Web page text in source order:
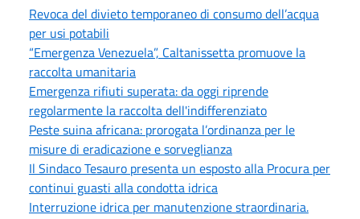
Revoca del divieto temporaneo di consumo dell’acqua
per usi potabili
“Emergenza Venezuela”, Caltanissetta promuove la
raccolta umanitaria
Emergenza rifiuti superata: da oggi riprende
regolarmente la raccolta dell'indifferenziato
Peste suina africana: prorogata l’ordinanza per le
misure di eradicazione e sorveglianza
Il Sindaco Tesauro presenta un esposto alla Procura per
continui guasti alla condotta idrica
Interruzione idrica per manutenzione straordinaria.